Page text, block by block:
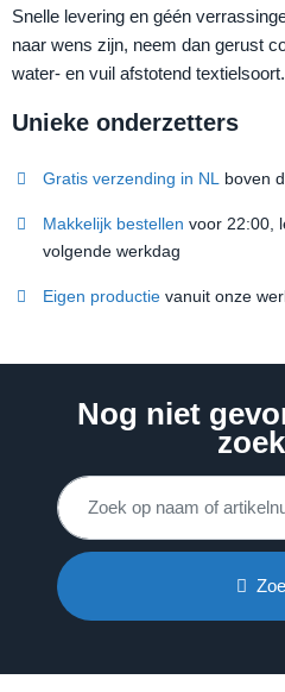
Snelle levering en géén
naar wens zijn, neem dan gerust
water- en vuil afstotend
Unieke onderzetters
Gratis verzending in NL boven
Makkelijk bestellen voor 22:00,
volgende werkdag
Eigen productie vanuit onze
Nog niet